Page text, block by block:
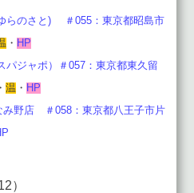
のさと) ＃055：東京都昭島市
・ HP
パジャポ）＃057：東京都東久留
・ 温 ・ HP
野店 ＃058：東京都八王子市片